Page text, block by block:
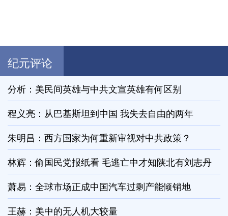
纪元评论
分析：美民间英雄与中共文宣英雄有何区别
程义亮：从巴基斯坦到中国 我失去自由的两年
朱明昌：西方国家为何重新审视对中共政策？
林辉：偷国民党报纸看 毛逃亡中才知陕北有刘志丹
萧易：全球市场正成中国汽车过剩产能倾销地
王赫：美中的无人机大较量